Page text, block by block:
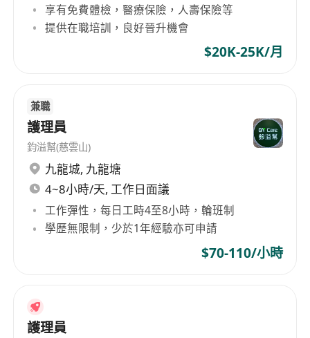
享有免費體檢，醫療保險，人壽保險等
提供在職培訓，良好晉升機會
$20K-25K/月
兼職
護理員
鈞溢幫(慈雲山)
九龍城, 九龍塘
4~8小時/天, 工作日面議
工作彈性，每日工時4至8小時，輪班制
學歷無限制，少於1年經驗亦可申請
$70-110/小時
護理員